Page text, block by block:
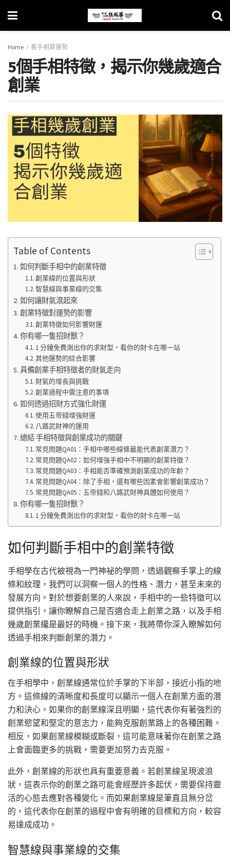
Home 看手相算運勢
5個手相特徵，揭示你幾歲適合
創業
Table of Contents
如何判斷手相中的創業特徵
創業線的位置與形狀
智慧線與事業線的交集
如何讓財氣滾起來
創業特徵對運勢的影響
創業特徵如何影響財運
你有哪一隻招財獸？
1 分鐘免費測出你的求財型，看你的財卡在哪一站
其他運勢的綜合影響
具備創業手相特徵者的財氣走向
財氣的增長與挑戰
創業過程中需注意的事項
如何透過招財方式強化財運
使用五帝錢增強財運
八路武財神的運用
總結 手相特徵與創業成功的關鍵
常見問題QA01：手相中哪些線條最能代表創業潛力？
常見問題QA02：如何增強手相中不明顯的創業特徵？
常見問題QA03：手相能否準確預測創業成功的年齡？
常見問題QA04：除了手相，還有哪些因素會影響創業成功？
常見問題QA05：五帝錢和八路武財神具體如何使用？
你有哪一隻招財獸？
1 分鐘免費測出你的求財型，看你的財卡在哪一站
如何判斷手相中的創業特徵
手相學在古代被視為一門神祕的學問，透過觀察手掌上的線
條和紋理，我們可以洞察一個人的性格、潛力，甚至未來的
發展方向。對於想要創業的人來說，手相中的一些特徵可以
提供指引，讓你瞭解自己是否適合走上創業之路，以及手相
幾歲創業纔是最好的時機。接下來，我將帶你深入瞭解如何
透過手相來判斷創業的潛力。
創業線的位置與形狀
在手相學中，創業線通常位於手掌的下半部，接近小指的地
方。這條線的清晰度和長度可以顯示一個人在創業方面的潛
力和決心。如果你的創業線深且明顯，這代表你有著強烈的
創業慾望和堅定的意志力，能夠克服創業路上的各種困難。
相反，如果創業線模糊或斷裂，這可能意味著你在創業之路
上會面臨更多的挑戰，需要更加努力去克服。
此外，創業線的形狀也具有重要意義。若創業線呈現波浪
狀，這表示你的創業之路可能會經歷許多起伏，需要保持靈
活的心態去應對各種變化。而如果創業線是筆直且無分岔
的，這代表你在創業的過程中會有明確的目標和方向，較容
易達成成功。
智慧線與事業線的交集